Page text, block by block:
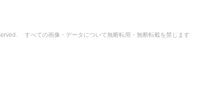
すべての画像・データについて無断転用・無断転載を禁じます